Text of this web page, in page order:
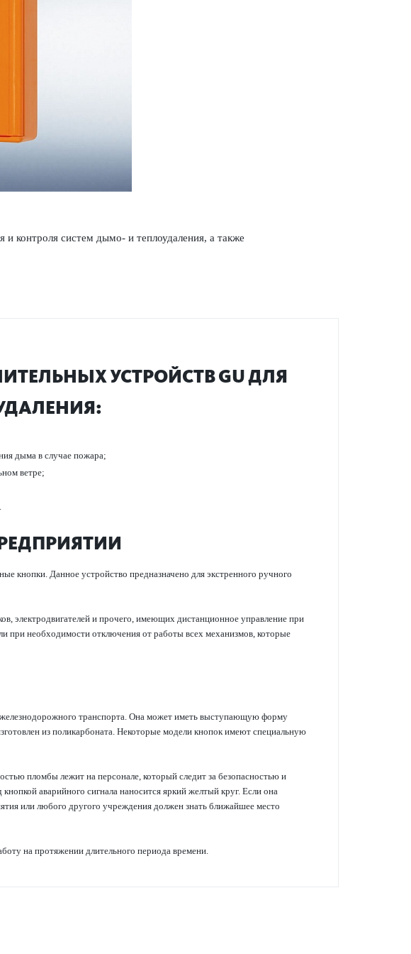
контроля систем дымо- и теплоуда­л­ения, а также
УСТРОЙСТВ GU ДЛЯ
дыма в случае пожара;
ветре;
кнопки. Данное устройство предназначено для экстренного ручного
электродвигателей и прочего, имеющих дистанционное управление при
при необходимости отключения от работы всех механизмов, которые
железнодорожного транспорта. Она может иметь выступающую форму
из поликарбоната. Некоторые модели кнопок имеют специальную
пломбы лежит на персонале, который следит за безопасностью и
аварийного сигнала наносится яркий желтый круг. Если она
или любого другого учреждения должен знать ближайшее место
на протяжении длительного периода времени.